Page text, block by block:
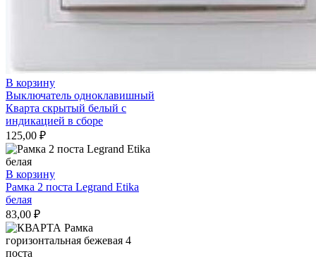
В корзину
Выключатель одноклавишный
Кварта скрытый белый с
индикацией в сборе
125,00 ₽
В корзину
Рамка 2 поста Legrand Etika
белая
83,00 ₽